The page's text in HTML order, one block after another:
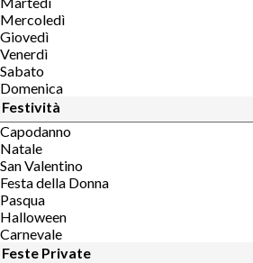
Mercoledì
Giovedì
Venerdì
Sabato
Domenica
Festività
Capodanno
Natale
San Valentino
Festa della Donna
Pasqua
Halloween
Carnevale
Feste Private